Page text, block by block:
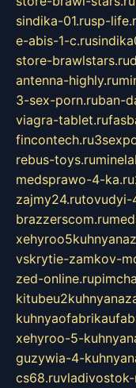
sindika-01.rusp-
e-abis-1-c.ru
store-brawlstars.ru
antenna-highly.ru
3-sex-porn.ruban-
viagra-tablet.ru
fincontech.ru
rebus-toys.ru
medsprawo-4-ka.ru
zajmy24.rutovudyi-
brazzerscom.ru
vskrytie-zamkov-
zed-online.ru
xehyroo-5-
guzywia-4-
cs68.ruvladivostok-